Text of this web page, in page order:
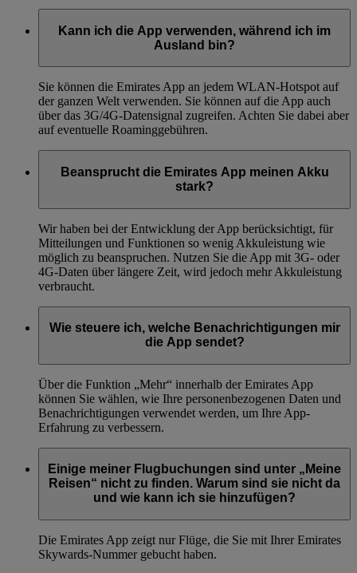
Kann ich die App verwenden, während ich im
Ausland bin?
Sie können die Emirates App an jedem WLAN-Hotspot auf
der ganzen Welt verwenden. Sie können auf die App auch
über das 3G/4G-Datensignal zugreifen. Achten Sie dabei aber
auf eventuelle Roaminggebühren.
Beansprucht die Emirates App meinen Akku
stark?
Wir haben bei der Entwicklung der App berücksichtigt, für
Mitteilungen und Funktionen so wenig Akkuleistung wie
möglich zu beanspruchen. Nutzen Sie die App mit 3G- oder
4G-Daten über längere Zeit, wird jedoch mehr Akkuleistung
verbraucht.
Wie steuere ich, welche Benachrichtigungen mir
die App sendet?
Über die Funktion „Mehr“ innerhalb der Emirates App
können Sie wählen, wie Ihre personenbezogenen Daten und
Benachrichtigungen verwendet werden, um Ihre App-
Erfahrung zu verbessern.
Einige meiner Flugbuchungen sind unter „Meine
Reisen“ nicht zu finden. Warum sind sie nicht da
und wie kann ich sie hinzufügen?
Die Emirates App zeigt nur Flüge, die Sie mit Ihrer Emirates
Skywards-Nummer gebucht haben.